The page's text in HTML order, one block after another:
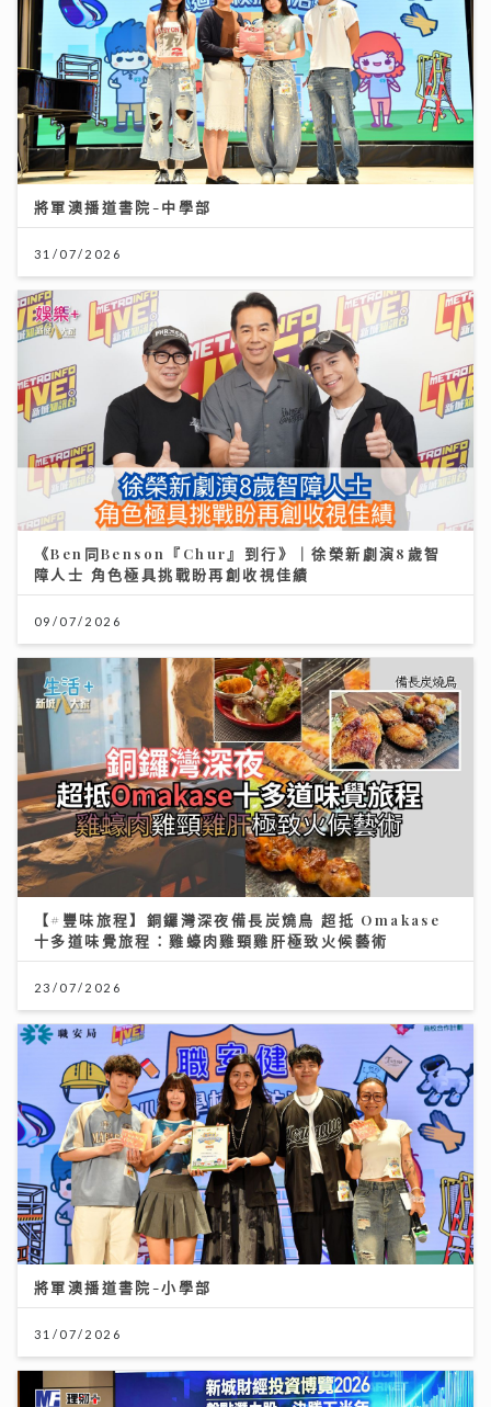
將軍澳播道書院-中學部
31/07/2026
《Ben同Benson『Chur』到行》｜徐榮新劇演8歲智
障人士 角色極具挑戰盼再創收視佳績
09/07/2026
【#豐味旅程】銅鑼灣深夜備長炭燒鳥 超抵 Omakase
十多道味覺旅程：雞蠔肉雞頸雞肝極致火候藝術
23/07/2026
將軍澳播道書院-小學部
31/07/2026